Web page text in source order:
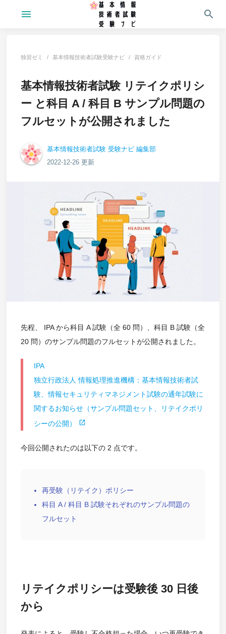
menu search
独習ゼミ 基本情報技術者試験受験ナビ 資格ガイド
基本情報技術者試験 リテイクポリシ
ー と科目 A / 科目 B サンプル問題の
フルセットが公開されました
基本情報技術者試験 受験ナビ 編集部
2022-12-26 更新
先程、 IPA から科目 A 試験（全 60 問）、科目 B 試験（全
20 問）のサンプル問題のフルセットが公開されました。
IPA
独立行政法人 情報処理推進機構：基本情報技術者試
験、情報セキュリティマネジメント試験の通年試験に
関するお知らせ（サンプル問題セット、リテイクポリ
シーの公開）
今回公開されたのは以下の 2 点です。
再受験（リテイク）ポリシー
科目 A / 科目 B 試験それぞれのサンプル問題の
フルセット
リテイクポリシーは受験後 30 日後
から